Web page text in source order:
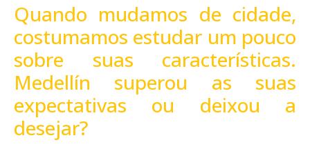
Quando mudamos de cidade,
costumamos estudar um pouco
sobre suas características.
Medellín superou as suas
expectativas ou deixou a
desejar?